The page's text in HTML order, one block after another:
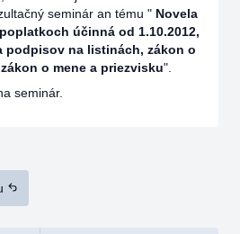
seminár an tému " Novela
účinná od 1.10.2012,
podpisov na listinách, zákon o
o mene a priezvisku".
seminár.